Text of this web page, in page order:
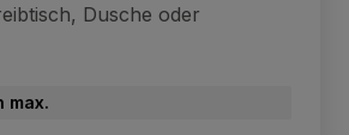
Dusche oder
max.